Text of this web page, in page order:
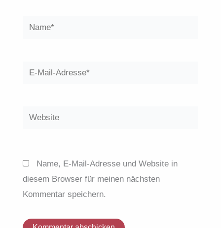
Name*
E-
Website
Name, E-Mail-Adresse und Website in
diesem Browser für meinen nächsten
Kommentar speichern.